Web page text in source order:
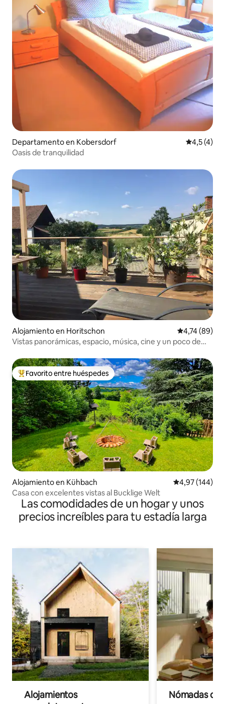
Departamento en Kobersdorf
4,5 (4)
Oasis de tranquilidad
Alojamiento en Horitschon Calificación
4,74 (89)
Vistas panorámicas, espacio, música, cine y un poco de
Favorito entre los huéspedes más destacados
Favorito entre huéspedes
Alojamiento en Kühbach Calificación
4,97 (144)
Casa con excelentes vistas al Bucklige Welt
Las comodidades de un hogar y unos
precios increíbles para tu estadía larga
Alojamientos
Nómadas